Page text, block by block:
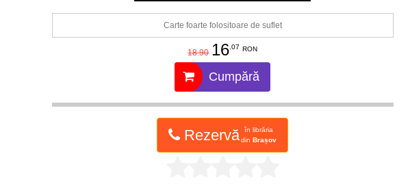
Carte foarte folositoare de suflet
18.90 16 .07 RON
Cumpără
Rezervă
în librăria
dinBrașov